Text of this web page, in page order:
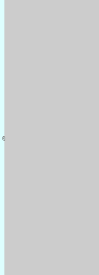
ดู